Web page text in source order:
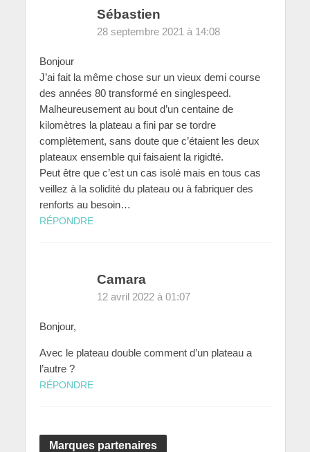
Sébastien
28 septembre 2021 à 14:08
Bonjour
J’ai fait la même chose sur un vieux demi course
des années 80 transformé en singlespeed.
Malheureusement au bout d’un centaine de
kilomètres la plateau a fini par se tordre
complètement, sans doute que c’étaient les deux
plateaux ensemble qui faisaient la rigidté.
Peut être que c’est un cas isolé mais en tous cas
veillez à la solidité du plateau ou à fabriquer des
renforts au besoin…
RÉPONDRE
Camara
12 avril 2022 à 01:07
Bonjour,
Avec le plateau double comment d’un plateau a
l’autre ?
RÉPONDRE
Marques partenaires